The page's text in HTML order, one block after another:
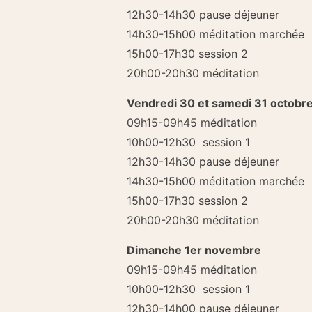
12h30-14h30 pause déjeuner
14h30-15h00 méditation marchée
15h00-17h30 session 2
20h00-20h30 méditation
Vendredi 30 et samedi 31
09h15-09h45 méditation
10h00-12h30 session 1
12h30-14h30 pause déjeuner
14h30-15h00 méditation marchée
15h00-17h30 session 2
20h00-20h30 méditation
Dimanche 1er novembre
09h15-09h45 méditation
10h00-12h30 session 1
12h30-14h00 pause déjeuner